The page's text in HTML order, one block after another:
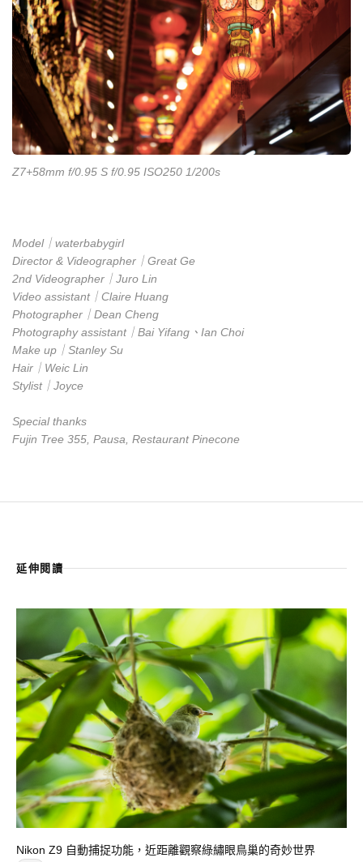
Z7+58mm f/0.95 S f/0.95 ISO250 1/200s
Model｜waterbabygirl
Director & Videographer｜Great Ge
2nd Videographer｜Juro Lin
Video assistant｜Claire Huang
Photographer｜Dean Cheng
Photography assistant｜Bai Yifang、Ian Choi
Make up｜Stanley Su
Hair｜Weic Lin
Stylist｜Joyce
Special thanks
Fujin Tree 355, Pausa, Restaurant Pinecone
延伸閱讀
Nikon Z9 自動捕捉功能，近距離觀察綠繡眼鳥巢的奇妙世界